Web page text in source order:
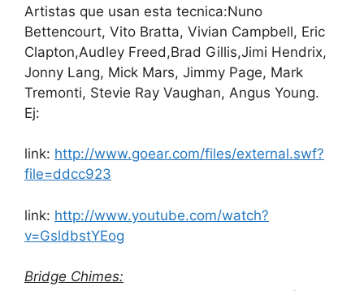
Artistas que usan esta tecnica:Nuno
Bettencourt, Vito Bratta, Vivian Campbell, Eric
Clapton,Audley Freed,Brad Gillis,Jimi Hendrix,
Jonny Lang, Mick Mars, Jimmy Page, Mark
Tremonti, Stevie Ray Vaughan, Angus Young.
Ej:
link: http://www.goear.com/files/external.swf?
file=ddcc923
link: http://www.youtube.com/watch?
v=GsldbstYEog
Bridge Chimes: